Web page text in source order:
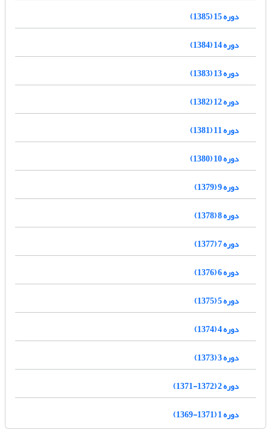
دوره 15 (1385)
دوره 14 (1384)
دوره 13 (1383)
دوره 12 (1382)
دوره 11 (1381)
دوره 10 (1380)
دوره 9 (1379)
دوره 8 (1378)
دوره 7 (1377)
دوره 6 (1376)
دوره 5 (1375)
دوره 4 (1374)
دوره 3 (1373)
دوره 2 (1372-1371)
دوره 1 (1371-1369)